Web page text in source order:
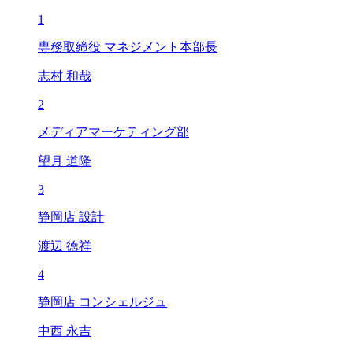
1
専務取締役 マネジメント本部長
志村 和哉
2
メディアマーケティング部
望月 道隆
3
静岡店 設計
渡辺 徳祥
4
静岡店 コンシェルジュ
中西 永吉